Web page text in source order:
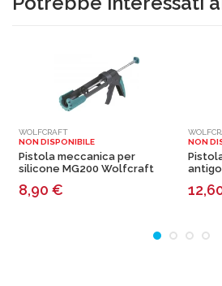
WOLFCRAFT
NON DISPONIBILE
Pistola meccanica per
silicone MG200 Wolfcraft
8,90 €
NON